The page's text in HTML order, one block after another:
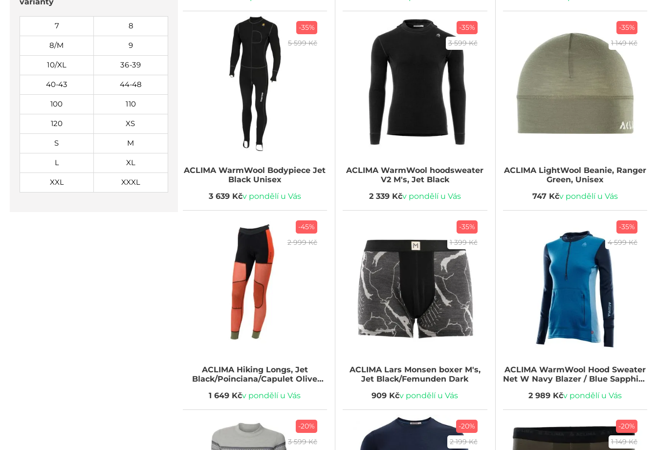
7 8
8/M 9
10/XL 36-39
40-43 44-48
100 110
120 XS
S M
L XL
XXL XXXL
-35%
5 599 Kč
ACLIMAWarmWool Bodypiece Jet
Black Unisex
3 639 Kčv pondělí u Vás
-35%
3 599 Kč
ACLIMAWarmWool hoodsweater
V2 M's, Jet Black
2 339 Kčv pondělí u Vás
-35%
1 149 Kč
ACLIMALightWool Beanie, Ranger
Green, Unisex
747 Kčv pondělí u Vás
-45%
2 999 Kč
ACLIMAHiking Longs, Jet
Black/Poinciana/Capulet Olive
1 649 Kčv pondělí u Vás
-35%
1 399 Kč
ACLIMALars Monsen boxer M's,
Jet Black/Femunden Dark
909 Kčv pondělí u Vás
-35%
4 599 Kč
ACLIMAWarmWool Hood Sweater
Net W Navy Blazer / Blue Sapphire
2 989 Kčv pondělí u Vás
-20%
3 599 Kč
-20%
2 199 Kč
-20%
1 149 Kč